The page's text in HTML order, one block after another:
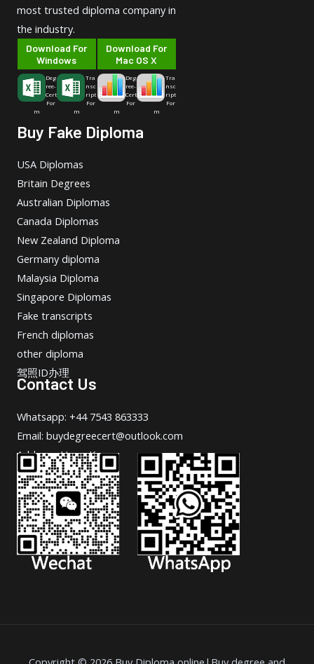
most trusted diploma company in
the industry.
Download For
Windows
Deg
ree-
Cert
For
m
Tra
nsc
ript
For
m
Download For
Mac OS X
Deg
ree-
Cert
For
m
Tra
nsc
ript
For
m
Buy Fake Diploma
USA Diplomas
Britain Degrees
Australian Diplomas
Canada Diplomas
New Zealand Diploma
Germany diploma
Malaysia Diploma
Singapore Diplomas
Fake transcripts
French diplomas
other diploma
驾照ID办理
Contact Us
Whatsapp: +44 7543 863333
Email: buydegreecert@outlook.com
Address: Hong Kong.